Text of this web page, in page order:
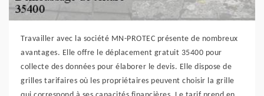
Travailler avec la société MN-PROTEC présente de nombreux
avantages. Elle offre le déplacement gratuit 35400 pour
collecte des données pour élaborer le devis. Elle dispose de
grilles tarifaires où les propriétaires peuvent choisir la grille